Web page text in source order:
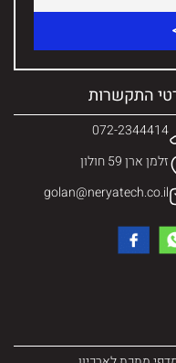
התקשרות
072-2344414
זלמן ארן 59 חולון
golan@neryatech.co.il